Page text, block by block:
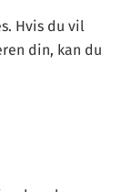
Hvis du vil
din, kan du